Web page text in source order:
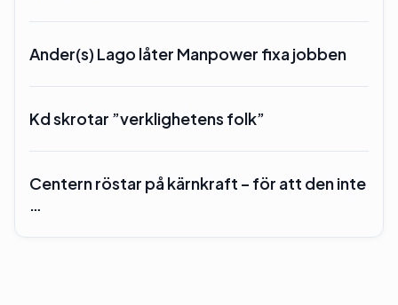
Ander(s) Lago låter Manpower fixa jobben
Kd skrotar ”verklighetens folk”
Centern röstar på kärnkraft – för att den inte
…